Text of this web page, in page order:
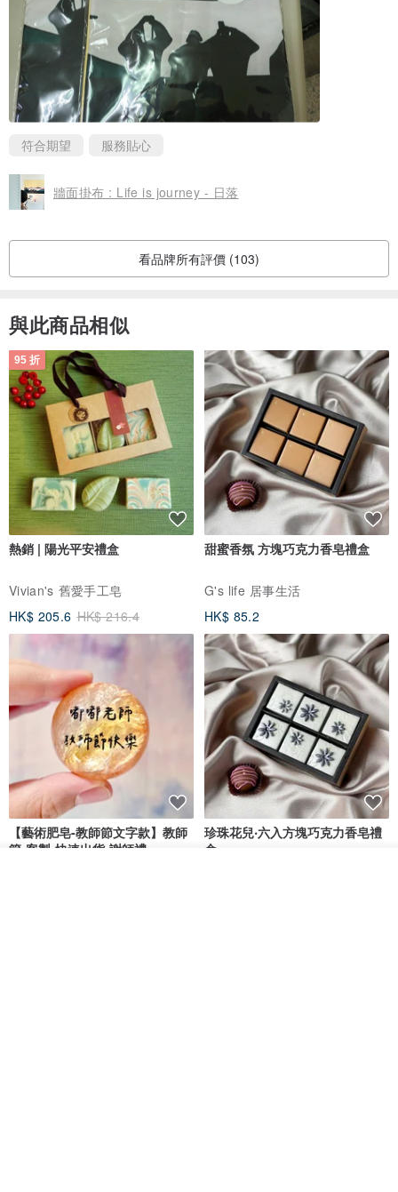
符合期望 服務貼心
牆面掛布 : Life is journey - 日落
看品牌所有評價 (103)
與此商品相似
95 折
熱銷 | 陽光平安禮盒
Vivian's 舊愛手工皂
HK$ 205.6 HK$ 216.4
甜蜜香氛 方塊巧克力香皂禮盒
G's life 居事生活
HK$ 85.2
【藝術肥皂-教師節文字款】教師
節•客製•快速出貨•謝師禮
珍珠花兒‧六入方塊巧克力香皂禮
盒